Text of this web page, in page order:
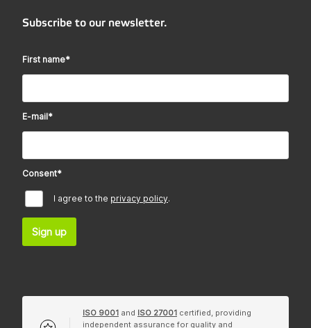
Subscribe to our newsletter.
First name*
E-mail*
Consent*
I agree to the privacy policy.
Sign up
ISO 9001 and ISO 27001 certified, providing
independent assurance for quality and